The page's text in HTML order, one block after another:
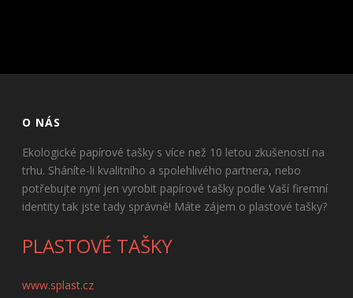
O NÁS
Ekologické papírové tašky s více než 10 letou zkušeností na
trhu. Sháníte-li kvalitního a spolehlivého partnera, nebo
potřebujte nyní jen vyrobit papírové tašky podle Vaší firemní
identity tak jste tady správně! Máte zájem o plastové tašky?
PLASTOVÉ TAŠKY
www.splast.cz